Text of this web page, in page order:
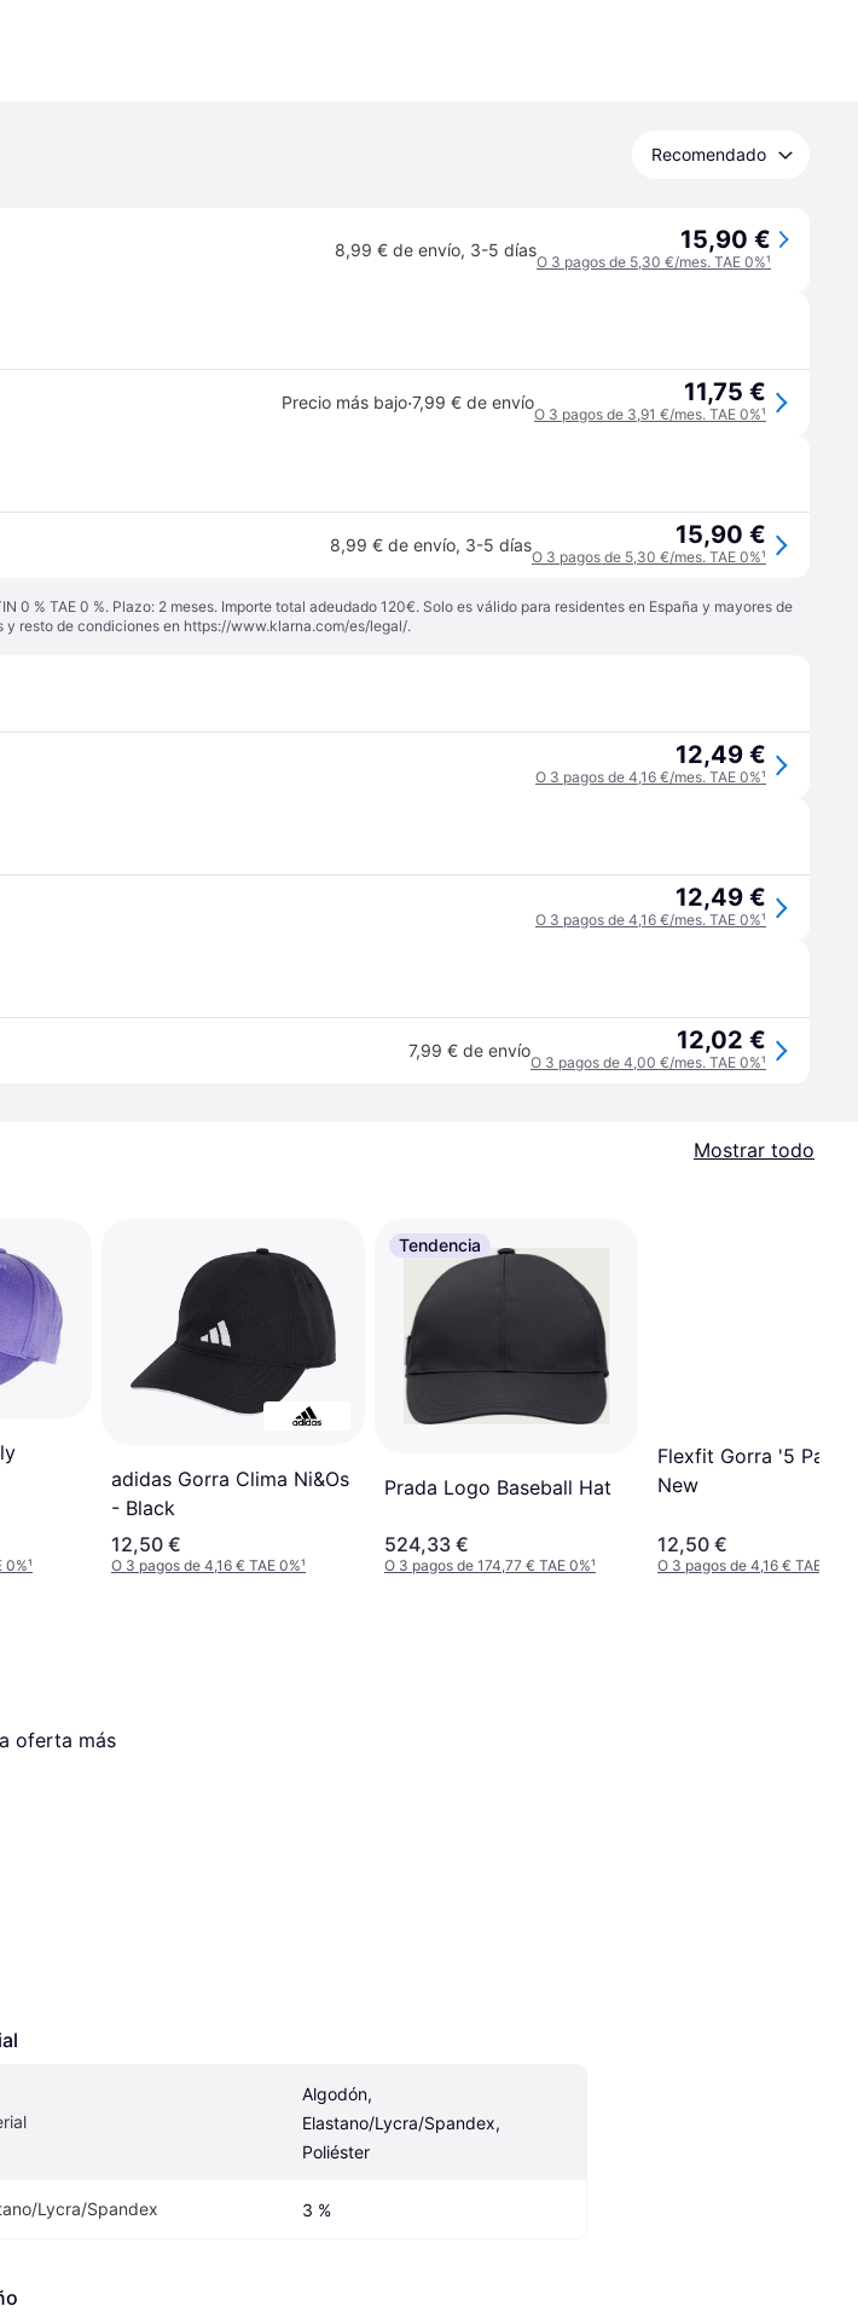
Recomendado
8,99 € de envío, 3-5 días 15,90 €
O 3 pagos de 5,30 €/mes. TAE 0%¹
Precio más bajo·7,99 € de envío 11,75 €
O 3 pagos de 3,91 €/mes. TAE 0%¹
8,99 € de envío, 3-5 días 15,90 €
O 3 pagos de 5,30 €/mes. TAE 0%¹
% TAE 0 %. Plazo: 2 meses. Importe total adeudado 120€. Solo es válido para residentes en España y mayores de
y resto de condiciones en https://www.klarna.com/es/legal/.
12,49 €
O 3 pagos de 4,16 €/mes. TAE 0%¹
12,49 €
O 3 pagos de 4,16 €/mes. TAE 0%¹
7,99 € de envío 12,02 €
O 3 pagos de 4,00 €/mes. TAE 0%¹
Mostrar todo
0%¹
adidas Gorra Clima Ni&Os
- Black
12,50 €
O 3 pagos de 4,16 € TAE 0%¹
Tendencia
Prada Logo Baseball Hat
524,33 €
O 3 pagos de 174,77 € TAE 0%¹
Flexfit Gorra '5 Panel
New
12,50 €
O 3 pagos de 4,16 € TAE 0%
oferta más
Algodón,
Elastano/Lycra/Spandex,
Poliéster
Lycra/Spandex 3 %